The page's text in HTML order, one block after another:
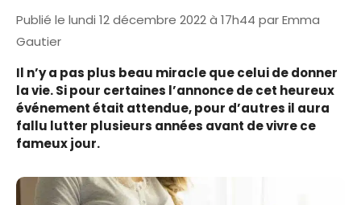
Publié le lundi 12 décembre 2022 à 17h44 parEmma
Gautier
Il n’y a pas plus beau miracle que celui de donner
la vie. Si pour certaines l’annonce de cet heureux
événement était attendue, pour d’autres il aura
fallu lutter plusieurs années avant de vivre ce
fameux jour.